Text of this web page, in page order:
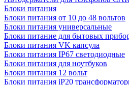
Блоки питания
Блоки питания от 10 до 48 вольтов
Блоки питания универсальные
Блоки питание для бытовых
Блоки питания VK капсула
Блоки питания IP67 светодиодные
Блоки питания для ноутбуков
Блоки питания 12 вольт
Блоки питания iP20